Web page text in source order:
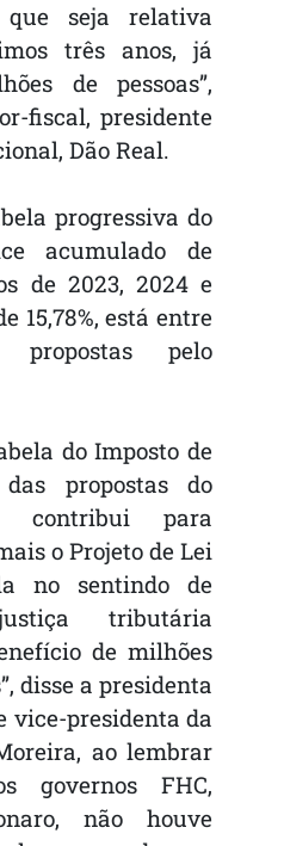
que seja relativa
três anos, já
de pessoas”,
fiscal, presidente
Dão Real.
progressiva do
acumulado de
de 2023, 2024 e
15,78%, está entre
propostas pelo
do Imposto de
propostas do
contribui para
o Projeto de Lei
no sentindo de
tributária
de milhões
disse a presidenta
vice-presidenta da
ao lembrar
governos FHC,
não houve